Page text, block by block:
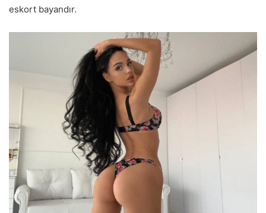
eskort bayandır.